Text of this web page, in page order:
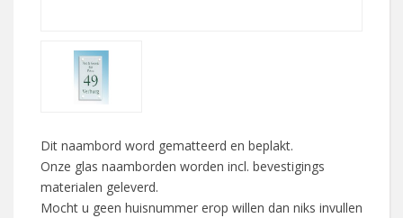
Dit naambord word gematteerd en beplakt.
Onze glas naamborden worden incl. bevestigings
materialen geleverd.
Mocht u geen huisnummer erop willen dan niks invullen